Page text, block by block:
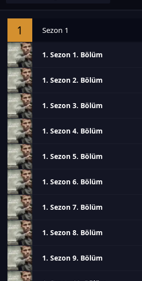
1 Sezon 1
1. Sezon 1. Bölüm
1. Sezon 2. Bölüm
1. Sezon 3. Bölüm
1. Sezon 4. Bölüm
1. Sezon 5. Bölüm
1. Sezon 6. Bölüm
1. Sezon 7. Bölüm
1. Sezon 8. Bölüm
1. Sezon 9. Bölüm